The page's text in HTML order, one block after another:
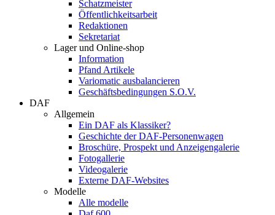
Schatzmeister
Öffentlichkeitsarbeit
Redaktionen
Sekretariat
Lager und Online-shop
Information
Pfand Artikele
Variomatic ausbalancieren
Geschäftsbedingungen S.O.V.
DAF
Allgemein
Ein DAF als Klassiker?
Geschichte der DAF-Personenwagen
Broschüre, Prospekt und Anzeigengalerie
Fotogallerie
Videogalerie
Externe DAF-Websites
Modelle
Alle modelle